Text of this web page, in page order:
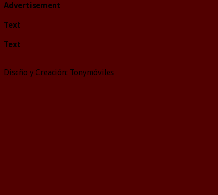
Advertisement
Text
Text
Diseño y Creación: Tonymóviles